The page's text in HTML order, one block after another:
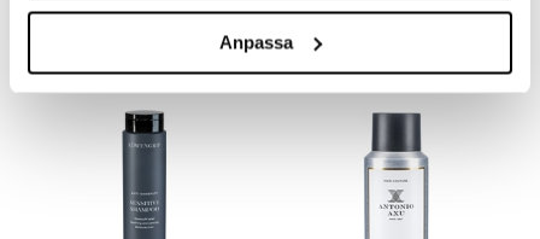
Anpassa
10,95 € (14,95€) 22,95 €